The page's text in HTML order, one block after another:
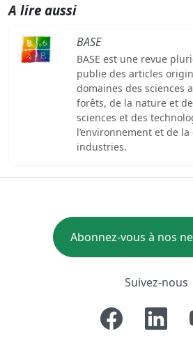
A lire aussi
BASE
BASE est une revue
publie des articles
domaines des sciences
forêts, de la nature et
sciences et des
l’environnement et de
industries.
Abonnez-vous à nos
Suivez-nous